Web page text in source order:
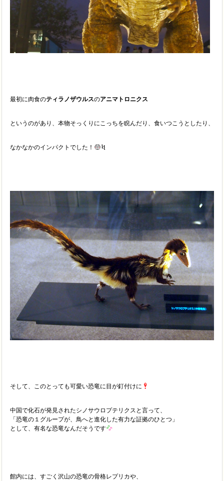
最初に肉食のティラノザウルスのアニマトロニクス
というのがあり、本物そっくりにこっちを睨んだり、食いつこうとしたり、
なかなかのインパクトでした！
そして、このとっても可愛い恐竜に目が釘付けに
中国で化石が発見されたシノサウロプテリクスと言って、
「恐竜の１グループが、鳥へと進化した有力な証拠のひとつ」
として、有名な恐竜なんだそうです
館内には、すごく沢山の恐竜の骨格レプリカや、